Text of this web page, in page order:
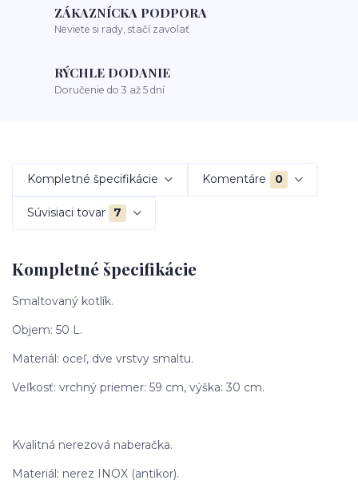
ZÁKAZNÍCKA PODPORA
Neviete si rady, stačí zavolať
RÝCHLE DODANIE
Doručenie do 3 až 5 dní
Kompletné špecifikácie Komentáre 0
Súvisiaci tovar 7
Kompletné špecifikácie
Smaltovaný kotlík.
Objem: 50 L.
Materiál: oceľ, dve vrstvy smaltu.
Veľkosť: vrchný priemer: 59 cm, výška: 30 cm.
Kvalitná nerezová naberačka.
Materiál: nerez INOX (antikor).